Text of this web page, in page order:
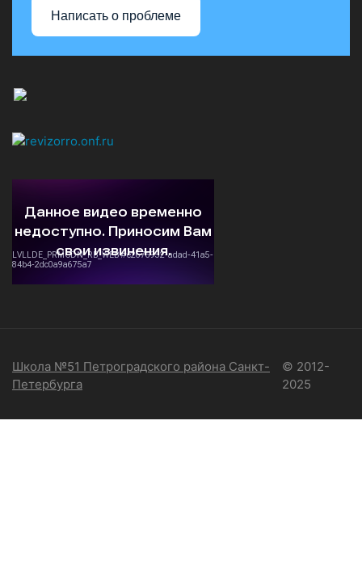
Написать о проблеме
Школа №51 Петроградского района Санкт-
Петербурга
© 2012-
2025